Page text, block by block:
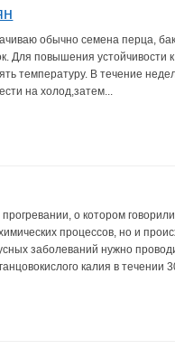
обычно семена перца,
Для повышения устойчивости
температуру. В течение
на холод,затем...
о котором
процессов, но и
заболеваний нужно
калия в течении